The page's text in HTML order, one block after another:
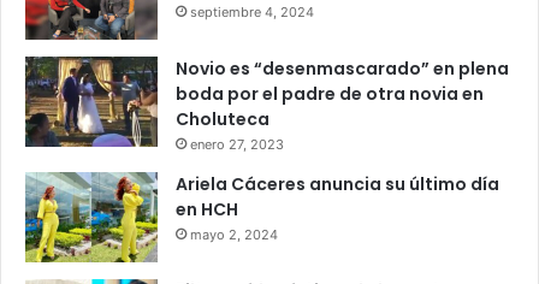
septiembre 4, 2024
Novio es “desenmascarado” en plena
boda por el padre de otra novia en
Choluteca
enero 27, 2023
Ariela Cáceres anuncia su último día
en HCH
mayo 2, 2024